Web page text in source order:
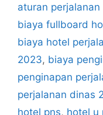
aturan
biaya fullboard
biaya hotel
2023, biaya
penginapan
perjalanan dinas
hotel pns, hotel u